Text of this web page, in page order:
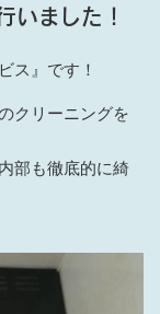
いました！
ス』です！
クリーニングを
部も徹底的に綺